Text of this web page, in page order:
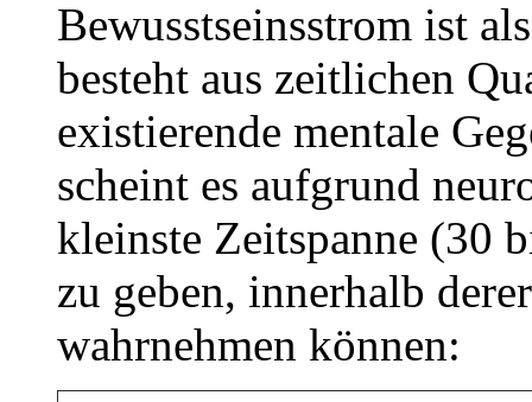
Bewusstseinsstrom ist
besteht aus zeitlichen
existierende mentale
scheint es aufgrund
kleinste Zeitspanne (30
zu geben, innerhalb
wahrnehmen können: